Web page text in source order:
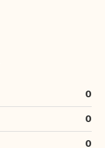
0
0
0